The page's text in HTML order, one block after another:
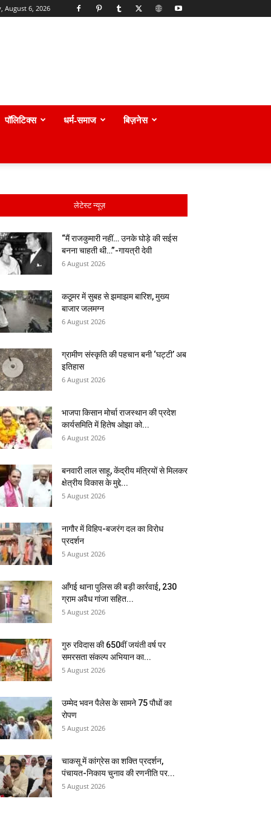
August 6, 2026
पॉलिटिक्स धर्म-समाज बिज़नेस
लेटेस्ट न्यूज़
“मैं राजकुमारी नहीं… उनके घोड़े की सईस
बनना चाहती थी…”-गायत्री देवी
6 August 2026
कठूमर में सुबह से झमाझम बारिश, मुख्य
बाजार जलमग्न
6 August 2026
ग्रामीण संस्कृति की पहचान बनी ‘घट्टी’ अब
इतिहास
6 August 2026
भाजपा किसान मोर्चा राजस्थान की प्रदेश
कार्यसमिति में हितेष ओझा को...
6 August 2026
बनवारी लाल साहू, केंद्रीय मंत्रियों से मिलकर
क्षेत्रीय विकास के मुद्दे...
5 August 2026
नागौर में विहिप-बजरंग दल का विरोध
प्रदर्शन
5 August 2026
आँगई थाना पुलिस की बड़ी कार्रवाई, 230
ग्राम अवैध गांजा सहित...
5 August 2026
गुरु रविदास की 650वीं जयंती वर्ष पर
समरसता संकल्प अभियान का...
5 August 2026
उम्मेद भवन पैलेस के सामने 75 पौधों का
रोपण
5 August 2026
चाकसू में कांग्रेस का शक्ति प्रदर्शन,
पंचायत-निकाय चुनाव की रणनीति पर...
5 August 2026